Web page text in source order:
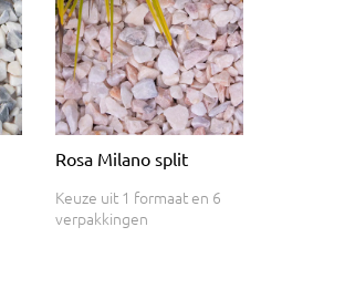
Rosa Milano split
Keuze uit 1 formaat en 6
verpakkingen